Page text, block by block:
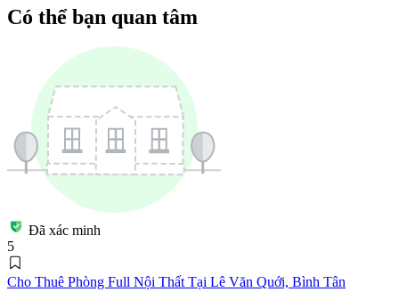
Có thể bạn quan tâm
Đã xác minh
5
Cho Thuê Phòng Full Nội Thất Tại Lê Văn Quới, Bình Tân